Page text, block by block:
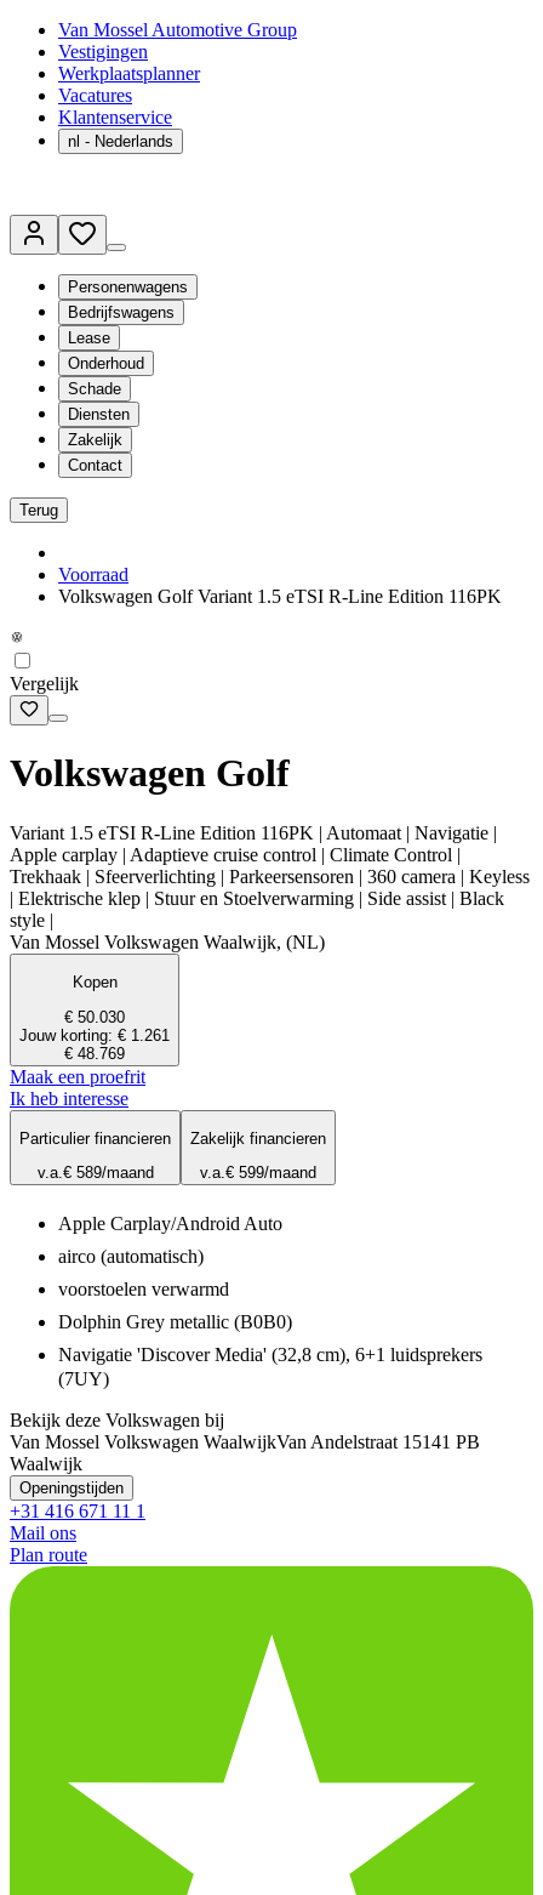
Van Mossel Automotive Group
Vestigingen
Werkplaatsplanner
Vacatures
Klantenservice
nl - Nederlands
Personenwagens
Bedrijfswagens
Lease
Onderhoud
Schade
Diensten
Zakelijk
Contact
Terug
Voorraad
Volkswagen Golf Variant 1.5 eTSI R-Line Edition 116PK
Vergelijk
Volkswagen Golf
Variant 1.5 eTSI R-Line Edition 116PK | Automaat | Navigatie |
Apple carplay | Adaptieve cruise control | Climate Control |
Trekhaak | Sfeerverlichting | Parkeersensoren | 360 camera | Keyless
| Elektrische klep | Stuur en Stoelverwarming | Side assist | Black
style |
Van Mossel Volkswagen Waalwijk, (NL)
Kopen
€ 50.030
Jouw korting: € 1.261
€ 48.769
Maak een proefrit
Ik heb interesse
Particulier financieren
v.a.€ 589/maand
Zakelijk financieren
v.a.€ 599/maand
Apple Carplay/Android Auto
airco (automatisch)
voorstoelen verwarmd
Dolphin Grey metallic (B0B0)
Navigatie 'Discover Media' (32,8 cm), 6+1 luidsprekers
(7UY)
Bekijk deze Volkswagen bij
Van Mossel Volkswagen WaalwijkVan Andelstraat 1 5141 PB
Waalwijk
Openingstijden
+31 416 671 11 1
Mail ons
Plan route